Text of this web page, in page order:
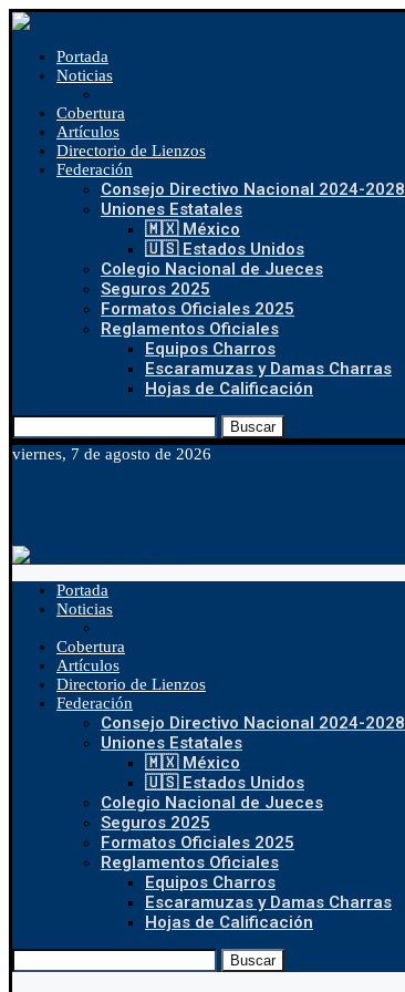
Portada
Noticias
Cobertura
Artículos
Directorio de Lienzos
Federación
Consejo Directivo Nacional 2024-2028
Uniones Estatales
🇲🇽 México
🇺🇸 Estados Unidos
Colegio Nacional de Jueces
Seguros 2025
Formatos Oficiales 2025
Reglamentos Oficiales
Equipos Charros
Escaramuzas y Damas Charras
Hojas de Calificación
Buscar
viernes, 7 de agosto de 2026
Portada
Noticias
Cobertura
Artículos
Directorio de Lienzos
Federación
Consejo Directivo Nacional 2024-2028
Uniones Estatales
🇲🇽 México
🇺🇸 Estados Unidos
Colegio Nacional de Jueces
Seguros 2025
Formatos Oficiales 2025
Reglamentos Oficiales
Equipos Charros
Escaramuzas y Damas Charras
Hojas de Calificación
Buscar